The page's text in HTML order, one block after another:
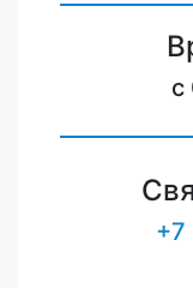
c
+7